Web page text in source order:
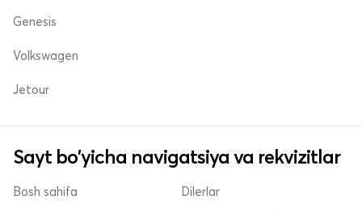
Genesis
Volkswagen
Jetour
Sayt bo'yicha navigatsiya va rekvizitlar
Bosh sahifa Dilerlar